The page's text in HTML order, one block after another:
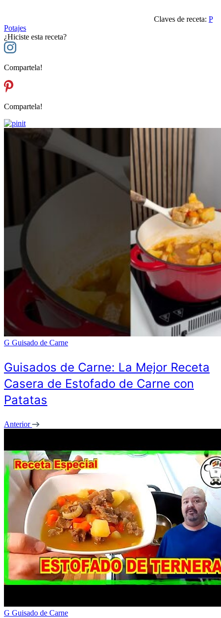
Claves de receta: P
Potajes
¿Hiciste esta receta?
Compartela!
Compartela!
G Guisado de Carne
Guisados de Carne: La Mejor Receta
Casera de Estofado de Carne con
Patatas
Anterior
G Guisado de Carne